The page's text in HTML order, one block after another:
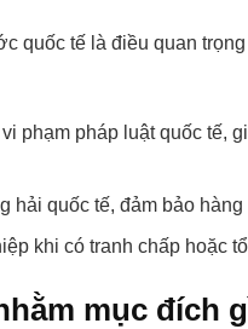
quốc tế là điều quan
phạm pháp luật quốc tế,
hải quốc tế, đảm bảo
khi có tranh chấp hoặc
mục đích